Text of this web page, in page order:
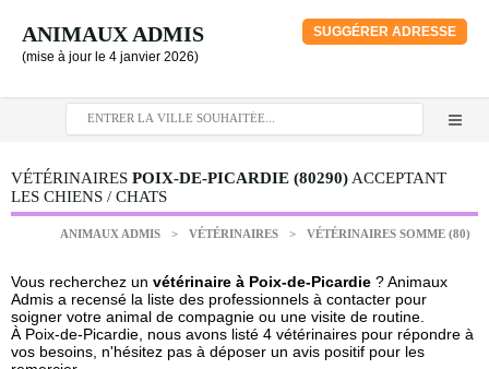
ANIMAUX ADMIS
(mise à jour le 4 janvier 2026)
SUGGÉRER ADRESSE
VÉTÉRINAIRES POIX-DE-PICARDIE (80290) ACCEPTANT
LES CHIENS / CHATS
ANIMAUX ADMIS > VÉTÉRINAIRES > VÉTÉRINAIRES SOMME (80)
Vous recherchez un vétérinaire à Poix-de-Picardie ? Animaux
Admis a recensé la liste des professionnels à contacter pour
soigner votre animal de compagnie ou une visite de routine.
À Poix-de-Picardie, nous avons listé 4 vétérinaires pour répondre à
vos besoins, n'hésitez pas à déposer un avis positif pour les